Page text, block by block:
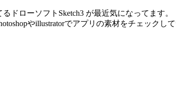
ドローソフトSketch3 が最近気になってます。
やillustratorでアプリの素材をチェック